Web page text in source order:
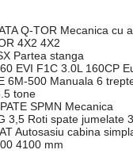
Q-TOR Mecanica cu
4X2 4X2
Partea stanga
EVI F1C 3.0L 160CP
6M-500 Manuala 6
tone
SPMN Mecanica
3,5 Roti spate jumelate
Autosasiu cabina
4100 mm